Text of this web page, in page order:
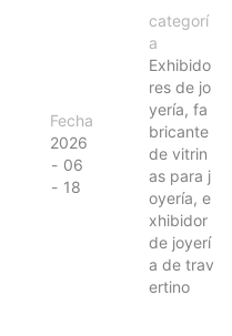
Qué Tu Vitrina
Vende Joyas
Antes Que Tú.
Fecha
2026
06
18
categorí
a
Exhibido
res de jo
yería, fa
bricante
de vitrin
as para j
oyería, e
xhibidor
de joyerí
a de trav
ertino